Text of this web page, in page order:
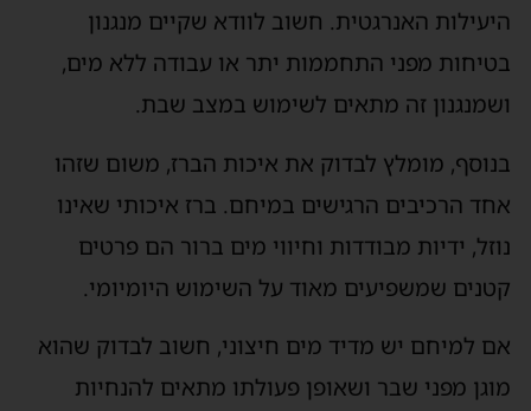
היעילות האנרגטית. חשוב לוודא שקיים מנגנון
בטיחות מפני התחממות יתר או עבודה ללא מים,
ושמנגנון זה מתאים לשימוש במצב שבת.
בנוסף, מומלץ לבדוק את איכות הברז, משום שזהו
אחד הרכיבים הרגישים במיחם. ברז איכותי שאינו
נוזל, ידיות מבודדות וחיווי מים ברור הם פרטים
קטנים שמשפיעים מאוד על השימוש היומיומי.
אם למיחם יש מדיד מים חיצוני, חשוב לבדוק שהוא
מוגן מפני שבר ושאופן פעולתו מתאים להנחיות